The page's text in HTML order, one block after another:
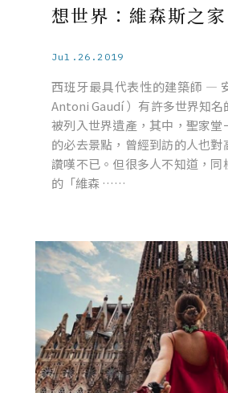
想世界：維森斯之家
Jul.26.2019
西班牙最具代表性的建築師 —
Antoni Gaudí ）有許多世界知名
被列入世界遺產，其中，聖家堂
的必去景點，曾經到訪的人也對
讚嘆不已。但很多人不知道，同
的「維森 ……